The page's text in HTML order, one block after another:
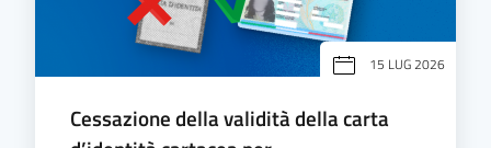
15 LUG 2026
Cessazione della validità della carta